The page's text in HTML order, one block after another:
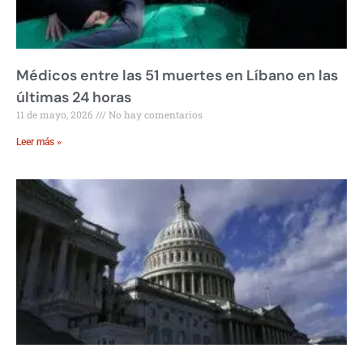
Médicos entre las 51 muertes en Líbano en las
últimas 24 horas
11 de mayo, 2026 No hay comentarios
Leer más »